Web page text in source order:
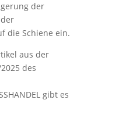
der
die Schiene ein.
aus der
des
gibt es